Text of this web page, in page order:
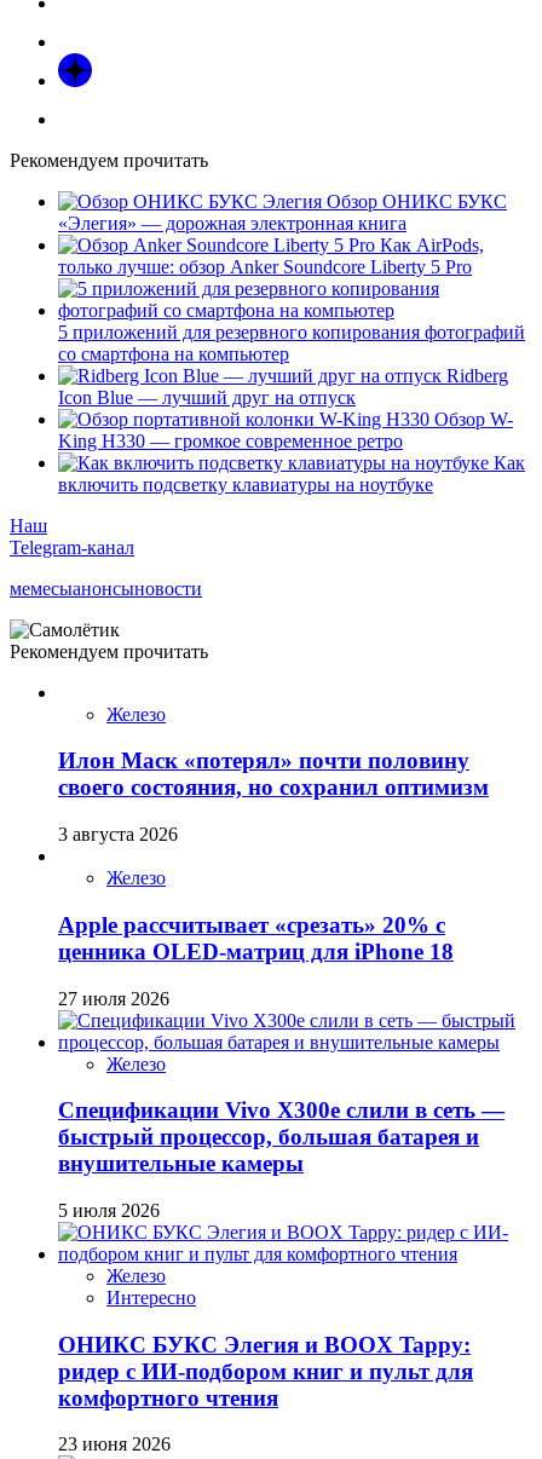
Рекомендуем прочитать
Обзор ОНИКС БУКС
«Элегия» — дорожная электронная книга
Как AirPods,
только лучше: обзор Anker Soundcore Liberty 5 Pro
5 приложений для резервного копирования фотографий
со смартфона на компьютер
Ridberg
Icon Blue — лучший друг на отпуск
Обзор W-
King H330 — громкое современное ретро
Как
включить подсветку клавиатуры на ноутбуке
Наш
Telegram-канал
мемесыанонсыновости
Рекомендуем прочитать
Железо
Илон Маск «потерял» почти половину
своего состояния, но сохранил оптимизм
3 августа 2026
Железо
Apple рассчитывает «срезать» 20% с
ценника OLED-матриц для iPhone 18
27 июля 2026
Железо
Спецификации Vivo X300e слили в сеть —
быстрый процессор, большая батарея и
внушительные камеры
5 июля 2026
Железо
Интересно
ОНИКС БУКС Элегия и BOOX Tappy:
ридер с ИИ-подбором книг и пульт для
комфортного чтения
23 июня 2026